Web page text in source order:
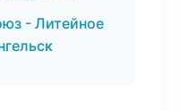
- Литейное